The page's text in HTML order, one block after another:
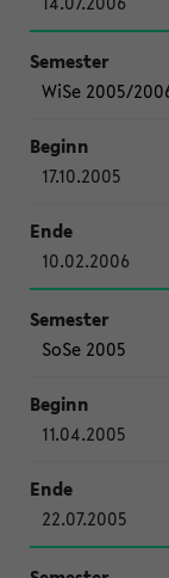
WiSe 2005/
17.10.2005
10.02.2006
SoSe 2005
11.04.2005
22.07.2005